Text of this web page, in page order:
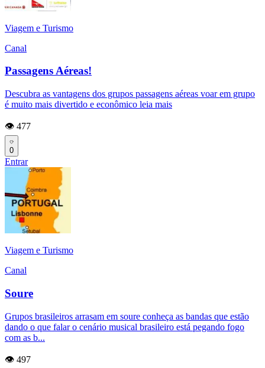
Viagem e Turismo
Canal
Passagens Aéreas!
Descubra as vantagens dos grupos passagens aéreas voar em grupo
é muito mais divertido e econômico leia mais
👁️ 477
0
Entrar
Viagem e Turismo
Canal
Soure
Grupos brasileiros arrasam em soure conheça as bandas que estão
dando o que falar o cenário musical brasileiro está pegando fogo
com as b...
👁️ 497